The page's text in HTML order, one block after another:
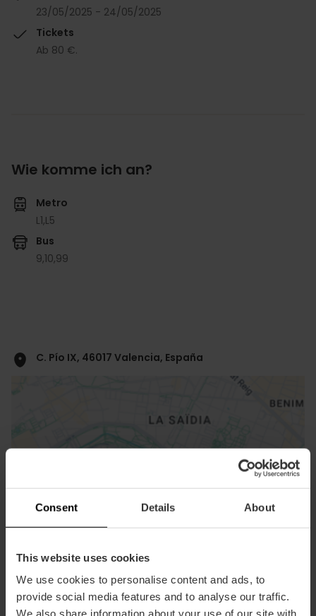
Consent Details About
This website uses cookies
We use cookies to personalise content and ads, to
provide social media features and to analyse our traffic.
We also share information about your use of our site with
23/05/2025 - 24/05/2025
Tickets
Ab 80 €.
Wie komme ich an?
Metro
L1,L5
Bus
9,10,99
C. Pío IX, 46017 Valencia, España
Ansichts Karte